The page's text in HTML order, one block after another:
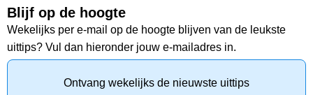
Blijf op de hoogte
Wekelijks per e-mail op de hoogte blijven van de leukste
uittips? Vul dan hieronder jouw e-mailadres in.
Ontvang wekelijks de nieuwste uittips